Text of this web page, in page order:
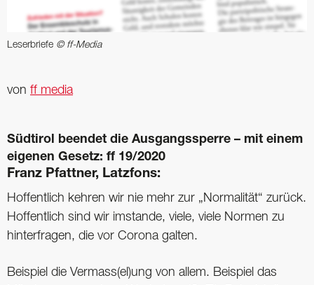
Leserbriefe © ff-Media
von ff media
Südtirol beendet die Ausgangssperre – mit einem
eigenen Gesetz: ff 19/2020
Franz Pfattner, Latzfons:
Hoffentlich kehren wir nie mehr zur „Normalität“ zurück.
Hoffentlich sind wir imstande, viele, viele Normen zu
hinterfragen, die vor Corona galten.
Beispiel die Vermass(el)ung von allem. Beispiel das